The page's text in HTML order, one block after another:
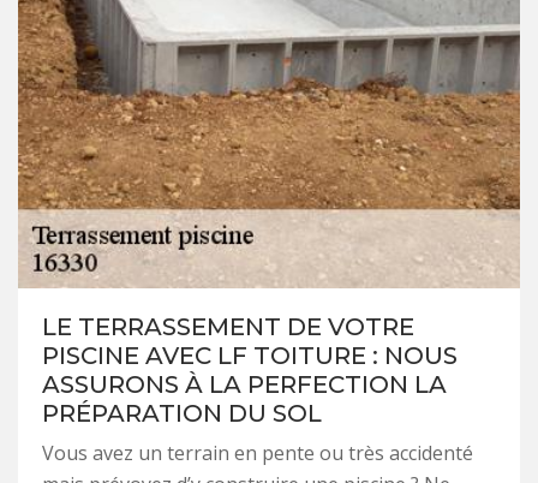
LE TERRASSEMENT DE VOTRE
PISCINE AVEC LF TOITURE : NOUS
ASSURONS À LA PERFECTION LA
PRÉPARATION DU SOL
Vous avez un terrain en pente ou très accidenté